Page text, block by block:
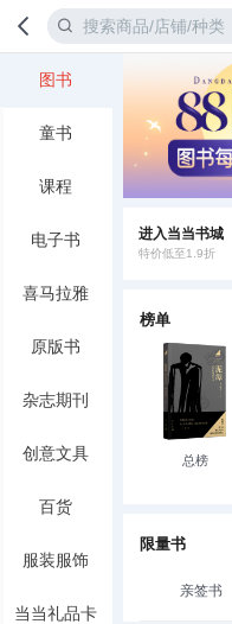
图书
童书
课程
电子书
喜马拉雅
原版书
杂志期刊
创意文具
百货
服装服饰
当当礼品卡
进入当当书城
特价低至1.9折
榜单
总榜
限量书
亲签书